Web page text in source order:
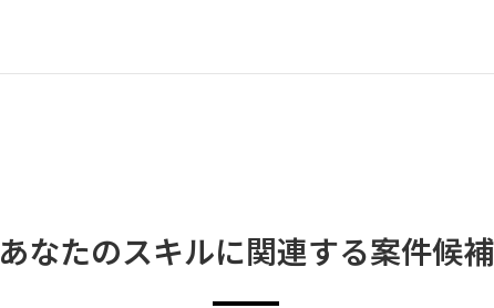
あなたのスキルに関連する案件候補